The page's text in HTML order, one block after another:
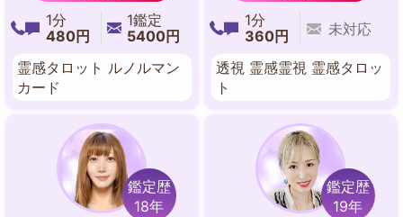
1分
480円
1鑑定
5400円
霊感タロット ルノルマン
カード
1分
360円
未対応
透視 霊感霊視 霊感タロッ
ト
鑑定歴
18年
鑑定歴
19年